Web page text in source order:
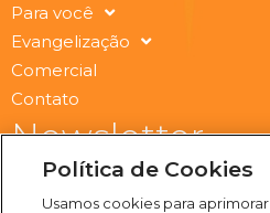
Para você
Evangelização
Comercial
Contato
Newsletter
EmailPolítica de Cookies
Usamos cookies para